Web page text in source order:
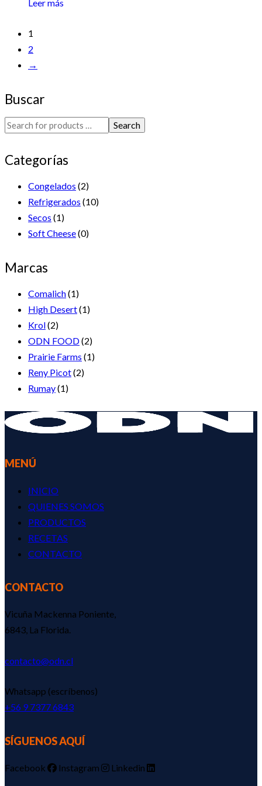
Leer más
1
2
→
Buscar
Search
Categorías
Congelados (2)
Refrigerados (10)
Secos (1)
Soft Cheese(0)
Marcas
Comalich(1)
High Desert(1)
Krol(2)
ODN FOOD(2)
Prairie Farms (1)
Reny Picot(2)
Rumay(1)
MENÚ
INICIO
QUIENES SOMOS
PRODUCTOS
RECETAS
CONTACTO
CONTACTO
Vicuña Mackenna Poniente,
6843, La Florida.
contacto@odn.cl
Whatsapp (escríbenos)
‪+56 9 7377 6843‬
SÍGUENOS AQUÍ
Facebook Instagram Linkedin